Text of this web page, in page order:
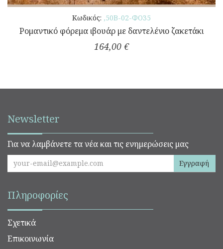
Κωδικός: ,50Β-02-ΦΟ35
Ρομαντικό φόρεμα ιβουάρ με δαντελένιο ζακετάκι
164,00 €
Newsletter
Για να λαμβάνετε τα νέα και τις ενημερώσεις μας
Εγγραφή
Πληροφορίες
Σχετικά
Επικοινωνία